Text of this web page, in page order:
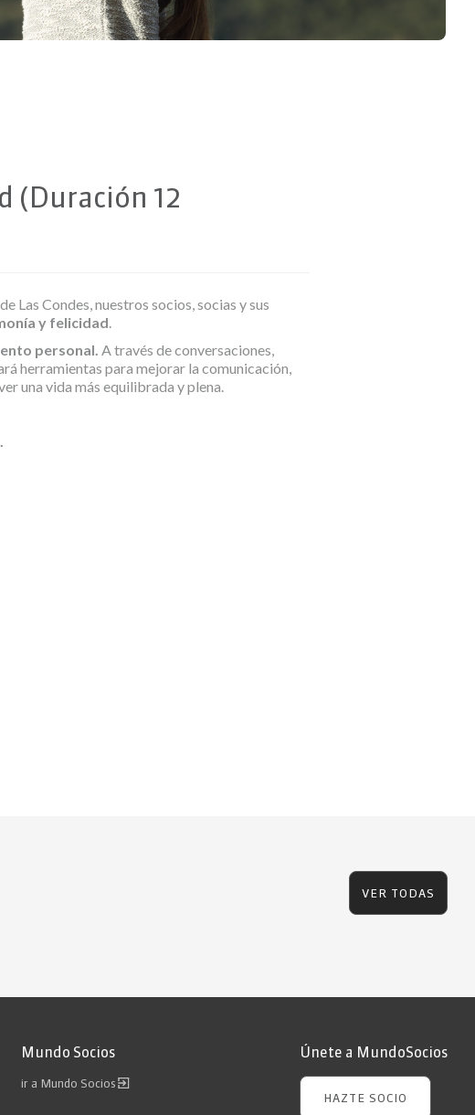
(Duración 12
Las Condes, nuestros socios, socias y sus
y felicidad.
personal. A través de conversaciones,
herramientas para mejorar la comunicación,
una vida más equilibrada y plena.
VER TODAS
Mundo Socios
ir a Mundo Socios
Únete a MundoSocios
HAZTE SOCIO